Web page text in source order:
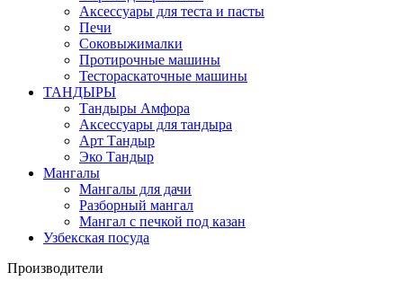
Аксессуары для теста и пасты
Печи
Соковыжималки
Протирочные машины
Тестораскаточные машины
ТАНДЫРЫ
Тандыры Амфора
Аксессуары для тандыра
Арт Тандыр
Эко Тандыр
Мангалы
Мангалы для дачи
Разборный мангал
Мангал с печкой под казан
Узбекская посуда
Производители